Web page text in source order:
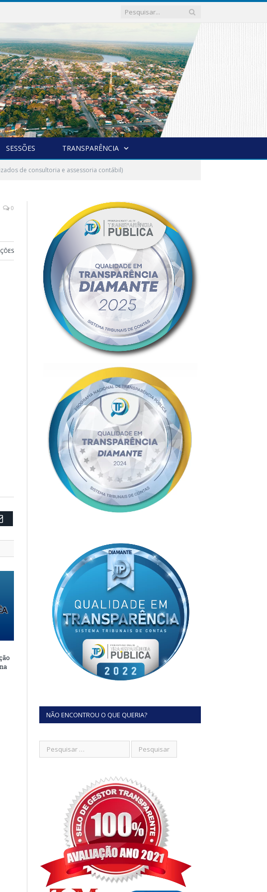
SESSÕES TRANSPARÊNCIA
de consultoria e assessoria contábil)
0
Email
NÃO ENCONTROU O QUE QUERIA?